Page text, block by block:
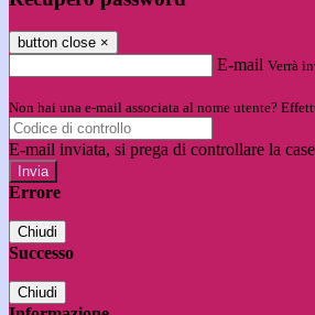
button close ×
E-mail Verrà
Non hai una e-mail associata al nome utente?
E-mail inviata, si prega di controllare la
Errore
Chiudi
Successo
Chiudi